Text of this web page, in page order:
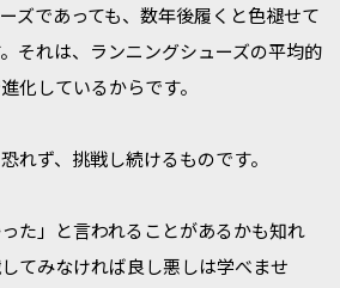
ズであっても、数年後履くと色褪せて
それは、ランニングシューズの平均的
化しているからです。
れず、挑戦し続けるものです。
た」と言われることがあるかも知れ
てみなければ良し悪しは学べませ